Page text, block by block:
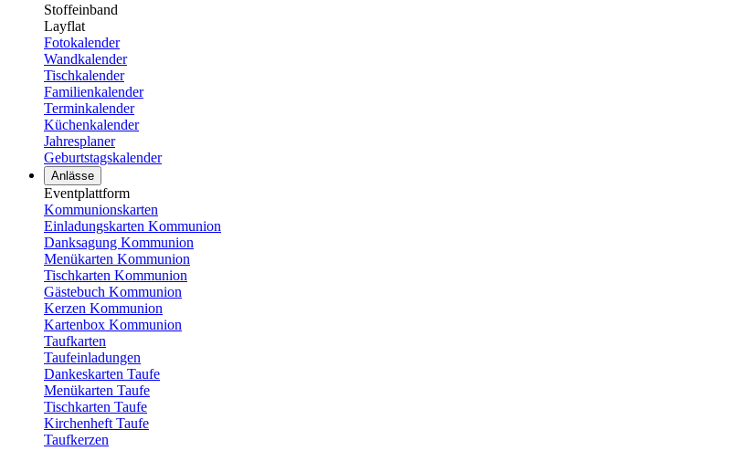
Stoffeinband
Layflat
Fotokalender
Wandkalender
Tischkalender
Familienkalender
Terminkalender
Küchenkalender
Jahresplaner
Geburtstagskalender
Anlässe
Eventplattform
Kommunionskarten
Einladungskarten Kommunion
Danksagung Kommunion
Menükarten Kommunion
Tischkarten Kommunion
Gästebuch Kommunion
Kerzen Kommunion
Kartenbox Kommunion
Taufkarten
Taufeinladungen
Dankeskarten Taufe
Menükarten Taufe
Tischkarten Taufe
Kirchenheft Taufe
Taufkerzen